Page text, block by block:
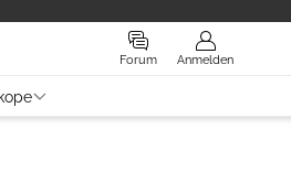
Forum Anmelden